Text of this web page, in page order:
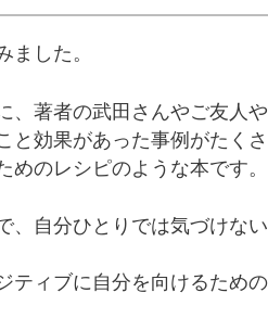
ました。
、著者の武田さんやご友人
と効果があった事例がたく
のレシピのような本です。
、自分ひとりでは気づけな
ティブに自分を向けるため